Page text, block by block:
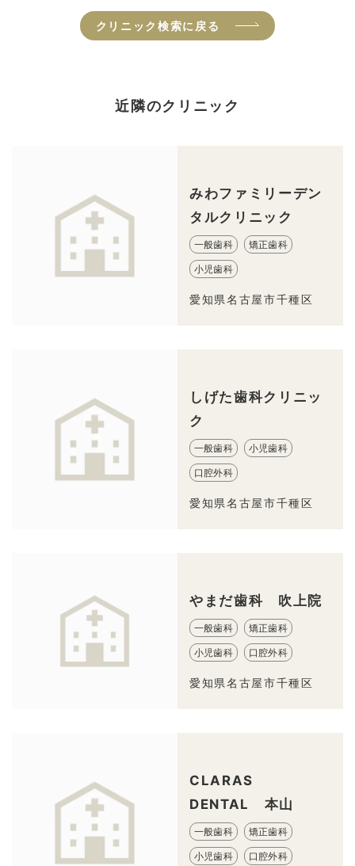
クリニック検索に戻る
近隣のクリニック
みわファミリーデン
タルクリニック
一般歯科 矯正歯科
小児歯科
愛知県名古屋市千種区
しげた歯科クリニッ
ク
一般歯科 小児歯科
口腔外科
愛知県名古屋市千種区
やまだ歯科 吹上院
一般歯科 矯正歯科
小児歯科 口腔外科
愛知県名古屋市千種区
CLARAS
DENTAL 本山
一般歯科 矯正歯科
小児歯科 口腔外科